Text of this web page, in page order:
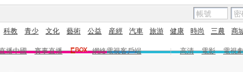
科教 青少 文化 藝術 公益 産經 汽車 旅游 健康 時尚 三農 商
播中國 賽事直播 網絡電視客戶端 | 高清 電影
電視